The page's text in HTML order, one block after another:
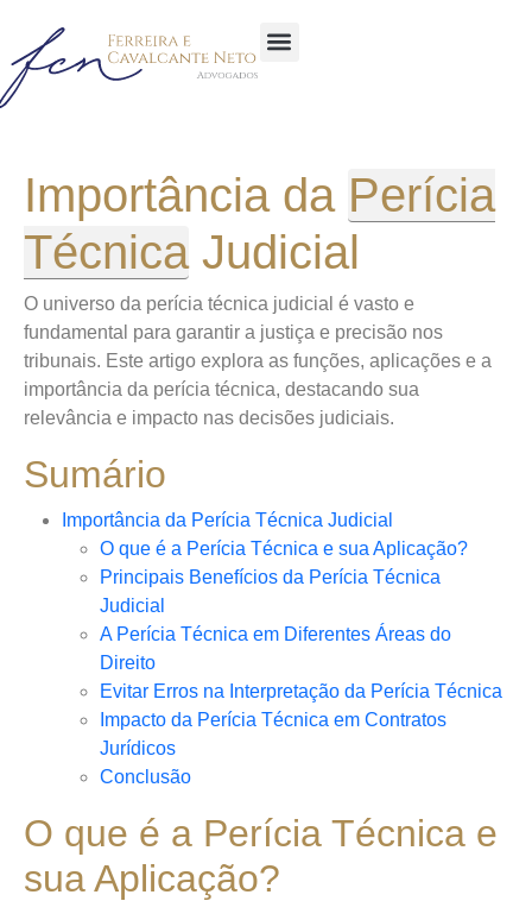
Importância da Perícia
TécnicaJudicial
O universo da perícia técnica judicial é vasto e
fundamental para garantir a justiça e precisão nos
tribunais. Este artigo explora as funções, aplicações e a
importância da perícia técnica, destacando sua
relevância e impacto nas decisões judiciais.
Sumário
Importância da Perícia Técnica Judicial
O que é a Perícia Técnica e sua Aplicação?
Principais Benefícios da Perícia Técnica
Judicial
A Perícia Técnica em Diferentes Áreas do
Direito
Evitar Erros na Interpretação da Perícia Técnica
Impacto da Perícia Técnica em Contratos
Jurídicos
Conclusão
O que é a Perícia Técnica e
sua Aplicação?